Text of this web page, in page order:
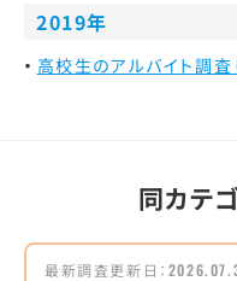
2019年
高校生のアルバイト調査
同カテ
最新調査更新日：